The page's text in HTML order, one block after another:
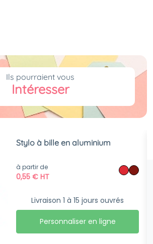
Ils pourraient vous
Intéresser
Stylo à bille en aluminium
à partir de
0,55€ HT
Livraison 1 à 15 jours ouvrés
Personnaliser en ligne